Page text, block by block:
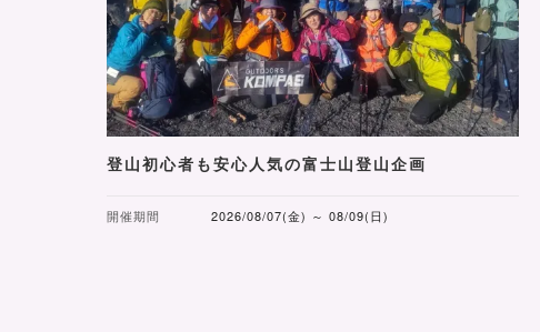
登山初心者も安心人気の富士山登山企画
開催期間 2026/08/07(金) ～ 08/09(日)